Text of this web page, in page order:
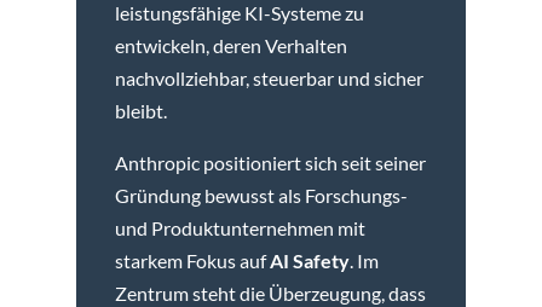
leistungsfähige KI-Systeme zu
entwickeln, deren Verhalten
nachvollziehbar, steuerbar und sicher
bleibt.
Anthropic positioniert sich seit seiner
Gründung bewusst als Forschungs-
und Produktunternehmen mit
starkem Fokus aufAI Safety. Im
Zentrum steht die Überzeugung, dass